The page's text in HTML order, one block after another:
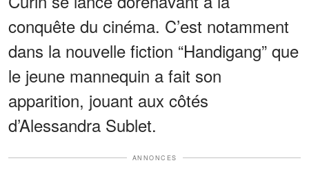
conquête du cinéma. C’est notamment
dans la nouvelle fiction “Handigang” que
le jeune mannequin a fait son
apparition, jouant aux côtés
d’Alessandra Sublet.
ANNONCES